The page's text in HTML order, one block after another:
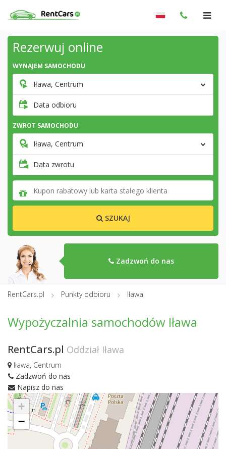
Rezerwuj online
WYNAJEM SAMOCHODU
Iława, Centrum
Data odbioru
ZWROT SAMOCHODU
Iława, Centrum
Data zwrotu
SZUKAJ
Zadzwoń do nas
RentCars.pl Punkty odbioru Iława
Wypożyczalnia samochodów Iława
RentCars.pl Oddział Iława
Iława, Centrum
Zadzwoń do nas
Napisz do nas
+
−